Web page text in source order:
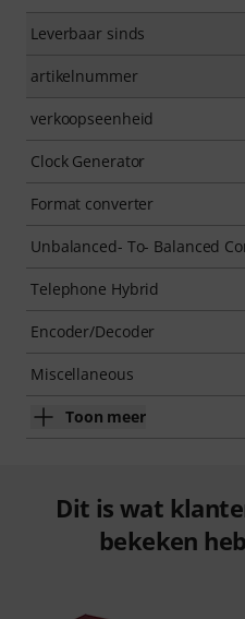
Leverbaar sinds
artikelnummer
verkoopseenheid
Clock Generator
Format converter
Unbalanced- To- Balanced
Telephone Hybrid
Encoder/Decoder
Miscellaneous
Toon meer
Dit is wat
bekeken